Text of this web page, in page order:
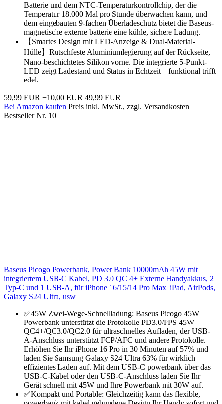
Batterie und dem NTC-Temperaturkontrollchip, der die
Temperatur 18.000 Mal pro Stunde überwachen kann, und
dem eingebauten 9-fachen Überladeschutz bietet die Baseus-
magnetische externe batterie eine kühle, sichere Ladung.
【Smartes Design mit LED-Anzeige & Dual-Material-
Hülle】Rutschfeste Aluminiumlegierung auf der Rückseite,
Nano-beschichtetes Silikon vorne. Die integrierte 5-Punkt-
LED zeigt Ladestand und Status in Echtzeit – funktional trifft
edel.
59,99 EUR −10,00 EUR 49,99 EUR
Bei Amazon kaufen Preis inkl. MwSt., zzgl. Versandkosten
Bestseller Nr. 10
Baseus Picogo Powerbank, Power Bank 10000mAh 45W mit
integriertem USB-C Kabel, PD 3.0 QC 4+ Externe Handyakkus, 2
Typ-C und 1 USB-A, für iPhone 16/15/14 Pro Max, iPad, AirPods,
Galaxy S24 Ultra, usw
✅45W Zwei-Wege-Schnellladung: Baseus Picogo 45W
Powerbank unterstützt die Protokolle PD3.0/PPS 45W
QC4+/QC3.0/QC2.0 für ultraschnelles Aufladen, der USB-
A-Anschluss unterstützt FCP/AFC und andere Protokolle.
Erhöhen Sie Ihr iPhone 16 Pro in 30 Minuten auf 57% und
laden Sie Samsung Galaxy S24 Ultra 63% für wirklich
effizientes Laden auf. Mit dem USB-C powerbank über das
USB-C-Kabel oder den USB-C-Anschluss laden Sie Ihr
Gerät schnell mit 45W und Ihre Powerbank mit 30W auf.
✅Kompakt und Portable: Gleichzeitig kann das flexible,